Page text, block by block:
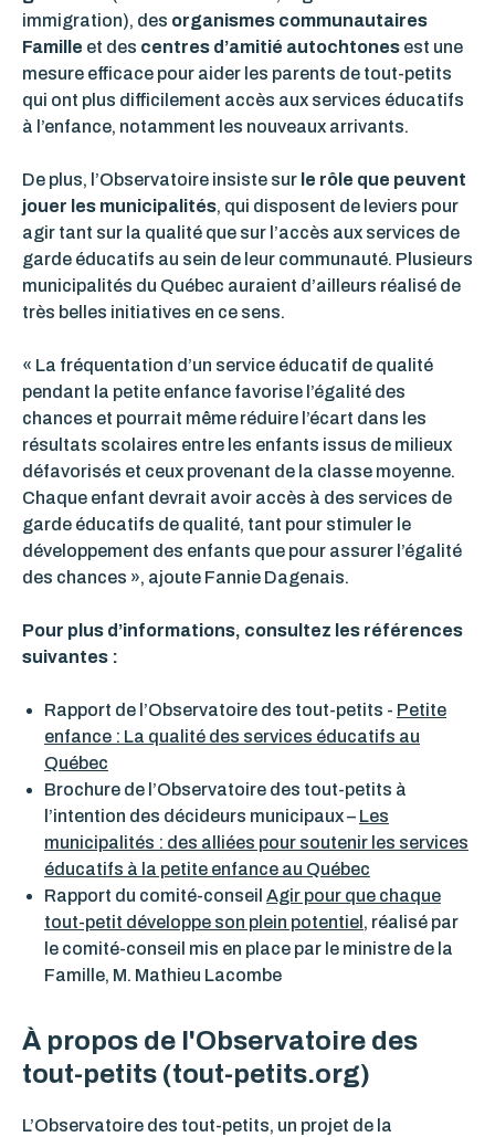
immigration), des organismes communautaires
Famille et des centres d’amitié autochtones est une
mesure efficace pour aider les parents de tout-petits
qui ont plus difficilement accès aux services éducatifs
à l’enfance, notamment les nouveaux arrivants.
De plus, l’Observatoire insiste sur le rôle que peuvent
jouer les municipalités, qui disposent de leviers pour
agir tant sur la qualité que sur l’accès aux services de
garde éducatifs au sein de leur communauté. Plusieurs
municipalités du Québec auraient d’ailleurs réalisé de
très belles initiatives en ce sens.
« La fréquentation d’un service éducatif de qualité
pendant la petite enfance favorise l’égalité des
chances et pourrait même réduire l’écart dans les
résultats scolaires entre les enfants issus de milieux
défavorisés et ceux provenant de la classe moyenne.
Chaque enfant devrait avoir accès à des services de
garde éducatifs de qualité, tant pour stimuler le
développement des enfants que pour assurer l’égalité
des chances », ajoute Fannie Dagenais.
Pour plus d’informations, consultez les références
suivantes :
Rapport de l’Observatoire des tout-petits - Petite
enfance : La qualité des services éducatifs au
Québec
Brochure de l’Observatoire des tout-petits à
l’intention des décideurs municipaux – Les
municipalités : des alliées pour soutenir les services
éducatifs à la petite enfance au Québec
Rapport du comité-conseil Agir pour que chaque
tout-petit développe son plein potentiel , réalisé par
le comité-conseil mis en place par le ministre de la
Famille, M. Mathieu Lacombe
À propos de l'Observatoire des
tout-petits (tout-petits.org)
L’Observatoire des tout-petits, un projet de la